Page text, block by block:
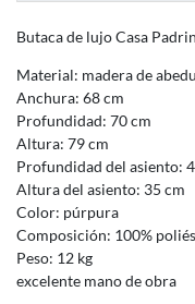
Butaca de lujo Casa
Material: madera de
Anchura: 68 cm
Profundidad: 70 cm
Altura: 79 cm
Profundidad del asiento:
Altura del asiento: 35 cm
Color: púrpura
Composición: 100%
Peso: 12 kg
excelente mano de obra